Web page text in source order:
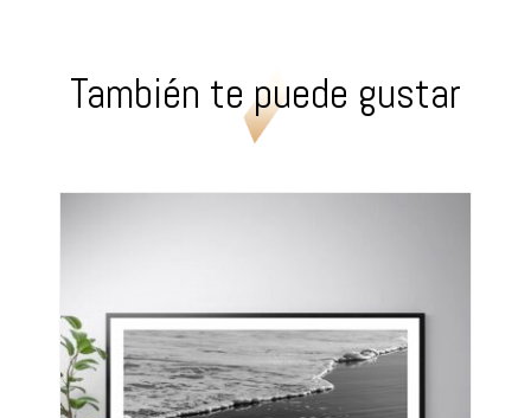
También te puede gustar